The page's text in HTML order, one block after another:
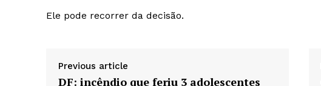
Ele pode recorrer da decisão.
Previous article
DF: incêndio que feriu 3 adolescentes